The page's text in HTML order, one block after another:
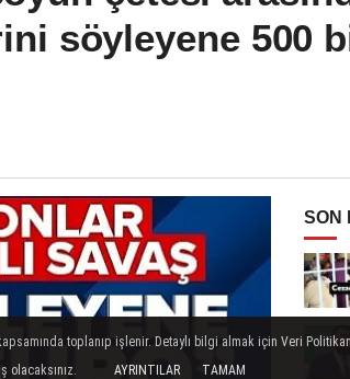
söyleyene 500
SON
toplanıp işlenir. Detaylı bilgi almak için Veri
olacaksınız.
AYRINTILAR TAMAM